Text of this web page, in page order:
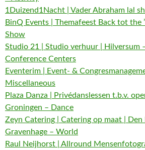
1Duizend1Nacht | Vader Abraham lal
BinQ Events | Themafeest Back tot the
Show
Studio 21 | Studio verhuur | Hilversum
Conference Centers
Eventerim | Event- &
Miscellaneous
Plaza Danza | Privédanslessen t.b.v.
Groningen – Dance
Zeyn Catering | Catering op maat | Den
Gravenhage – World
Raul Neijhorst | Allround